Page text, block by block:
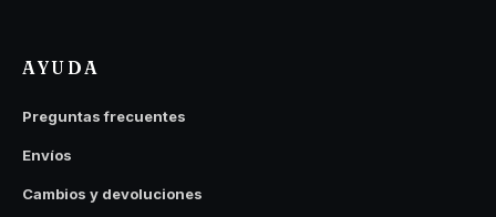
AYUDA
Preguntas frecuentes
Envíos
Cambios y devoluciones